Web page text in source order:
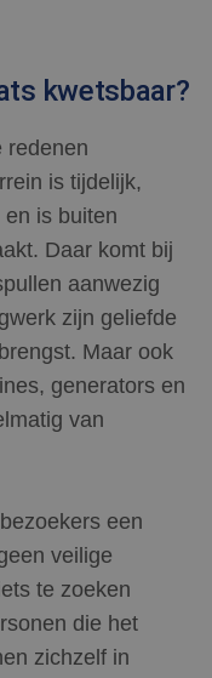
kwetsbaar?
redenen
is tijdelijk,
is buiten
Daar komt bij
aanwezig
zijn geliefde
Maar ook
generators en
van
een
veilige
te zoeken
die het
zichzelf in